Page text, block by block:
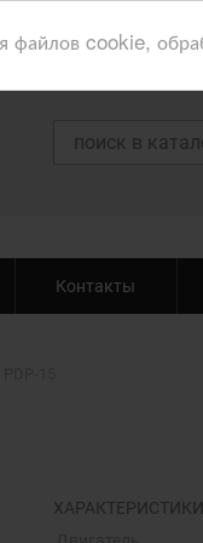
файлов cookie,
Контакты
ХАРАКТЕРИСТИКИ